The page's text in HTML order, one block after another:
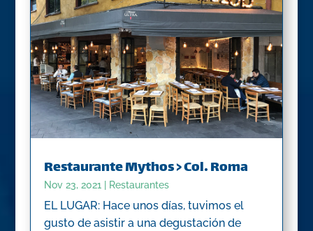
Restaurante Mythos > Col. Roma
Nov 23, 2021| Restaurantes
EL LUGAR: Hace unos días, tuvimos el
gusto de asistir a una degustación de